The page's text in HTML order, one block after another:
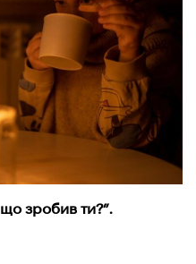
що зробив ти?”.